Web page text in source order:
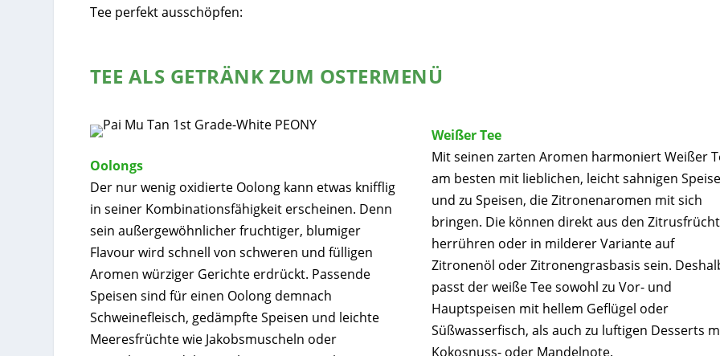
Tee perfekt ausschöpfen:
TEE ALS GETRÄNK ZUM OSTERMENÜ
Oolongs
Der nur wenig oxidierte Oolong kann etwas knifflig
in seiner Kombinationsfähigkeit erscheinen. Denn
sein außergewöhnlicher fruchtiger, blumiger
Flavour wird schnell von schweren und fülligen
Aromen würziger Gerichte erdrückt. Passende
Speisen sind für einen Oolong demnach
Schweinefleisch, gedämpfte Speisen und leichte
Meeresfrüchte wie Jakobsmuscheln oder
Weißer Tee
Mit seinen zarten Aromen harmoniert Weißer
am besten mit lieblichen, leicht sahnigen
und zu Speisen, die Zitronenaromen mit sich
bringen. Die können direkt aus den
herrühren oder in milderer Variante auf
Zitronenöl oder Zitronengrasbasis sein.
passt der weiße Tee sowohl zu Vor- und
Hauptspeisen mit hellem Geflügel oder
Süßwasserfisch, als auch zu luftigen Desserts
Kokosnuss- oder Mandelnote.